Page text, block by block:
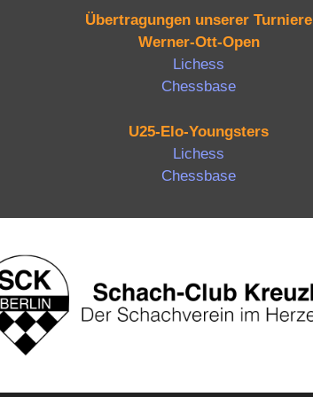
Übertragungen unserer Turniere
Werner-Ott-Open
Lichess
Chessbase
U25-Elo-Youngsters
Lichess
Chessbase